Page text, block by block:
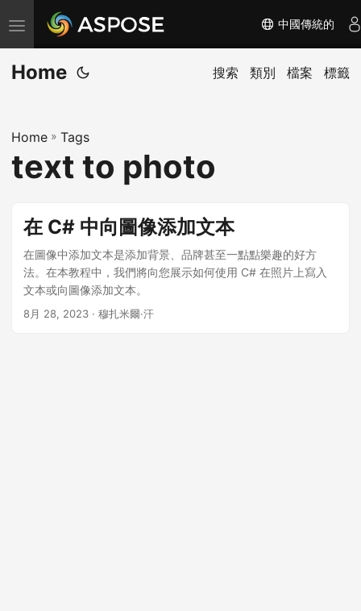
切
换
导
中國傳統的
Home 搜索 類別 檔案 標籤
Home » Tags
text to photo
在 C# 中向圖像添加文本
在圖像中添加文本是添加背景、品牌甚至一點點樂趣的好方
法。在本教程中，我們將向您展示如何使用 C# 在照片上寫入
文本或向圖像添加文本。
8月 28, 2023 · 穆扎米爾·汗